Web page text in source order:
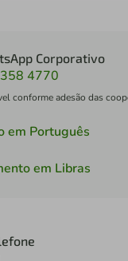
Corporativo
4770
conforme adesão das
em Português
em Libras